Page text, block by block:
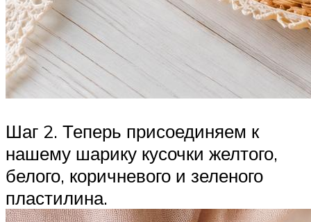
Шаг 2. Теперь присоединяем к
нашему шарику кусочки желтого,
белого, коричневого и зеленого
пластилина.